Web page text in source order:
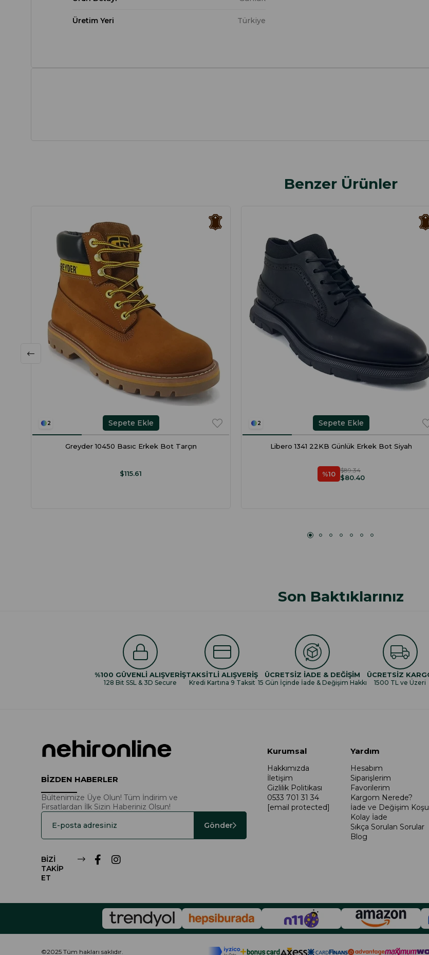
Üretim Yeri Türkiye
Benzer Ürünler
2
Greyder 10450 Basıc Erkek Bot Tarçın
$115.61
Sepete Ekle 2
Libero 1341 22KB Günlük Erkek Bot Siyah
%10 $80.40
$89.34
Sepete Ekle
Son Baktıklarınız
%100 GÜVENLİ ALIŞVERİŞ
128 Bit SSL & 3D Secure
TAKSİTLİ ALIŞVERİŞ
Kredi Kartına 9 Taksit
ÜCRETSİZ İADE & DEĞİŞİM
15 Gün İçinde İade & Değişim Hakkı
ÜCRETSİZ
1500 TL ve Üzeri
BİZDEN HABERLER
Bültenimize Üye Olun! Tüm İndirim ve
Fırsatlardan İlk Sizin Haberiniz Olsun!
Gönder
BİZİ
TAKİP
ET
Kurumsal
Hakkımızda
İletişim
Gizlilik Politikası
0533 701 31 34
[email protected]
Yardım
Hesabım
Siparişlerim
Favorilerim
Kargom Nerede?
İade ve Değişim
Kolay İade
Sıkça Sorulan Sorular
Blog
©2025 Tüm hakları saklıdır.